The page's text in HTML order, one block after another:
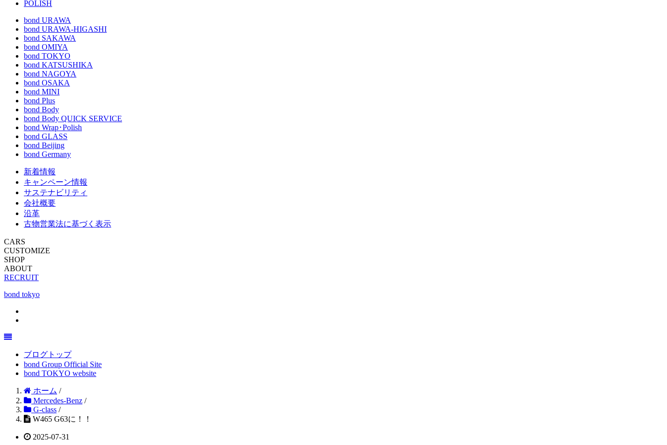
POLISH
bond URAWA
bond URAWA-HIGASHI
bond SAKAWA
bond OMIYA
bond TOKYO
bond KATSUSHIKA
bond NAGOYA
bond OSAKA
bond MINI
bond Plus
bond Body
bond Body QUICK SERVICE
bond Wrap･Polish
bond GLASS
bond Beijing
bond Germany
新着情報
キャンペーン情報
サステナビリティ
会社概要
沿革
古物営業法に基づく表示
CARS
CUSTOMIZE
SHOP
ABOUT
RECRUIT
bond tokyo
ブログトップ
bond Group Official Site
bond TOKYO website
ホーム /
Mercedes-Benz /
G-class /
W465 G63に！！
2025-07-31